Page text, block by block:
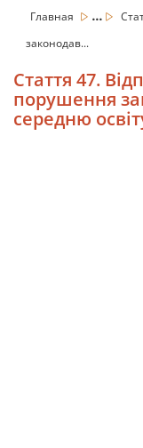
Главная ...
законодав...
Стаття 47.
порушення
середню